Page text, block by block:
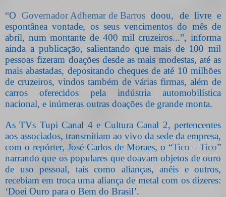
“OGovernador Adhemar de Barros doou, de livre e
espontânea vontade, os seus vencimentos do mês de
abril, num montante de 400 mil cruzeiros...”, informa
ainda a publicação, salientando que mais de 100 mil
pessoas fizeram doações desde as mais modestas, até as
mais abastadas, depositando cheques de até 10 milhões
de cruzeiros, vindos também de várias firmas, além de
carros oferecidos pela indústria automobilística
nacional, e inúmeras outras doações de grande monta.
As TVs Tupi Canal 4 e Cultura Canal 2, pertencentes
aos associados, transmitiam ao vivo da sede da empresa,
com o repórter, José Carlos de Moraes, o “Tico – Tico”
narrando que os populares que doavam objetos de ouro
de uso pessoal, tais como alianças, anéis e outros,
recebiam em troca uma aliança de metal com os dizeres:
‘Doei Ouro para o Bem do Brasil’.